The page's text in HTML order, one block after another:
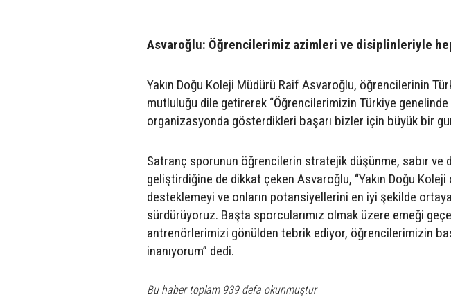
Asvaroğlu: Öğrencilerimiz azimleri ve disiplinleriyle
Yakın Doğu Koleji Müdürü Raif Asvaroğlu, öğrencilerinin
mutluluğu dile getirerek “Öğrencilerimizin Türkiye
organizasyonda gösterdikleri başarı bizler için büyük bir
Satranç sporunun öğrencilerin stratejik düşünme, sabır ve
geliştirdiğine de dikkat çeken Asvaroğlu, “Yakın Doğu
desteklemeyi ve onların potansiyellerini en iyi şekilde
sürdürüyoruz. Başta sporcularımız olmak üzere emeği
antrenörlerimizi gönülden tebrik ediyor, öğrencilerimizin
inanıyorum” dedi.
Bu haber toplam 939 defa okunmuştur